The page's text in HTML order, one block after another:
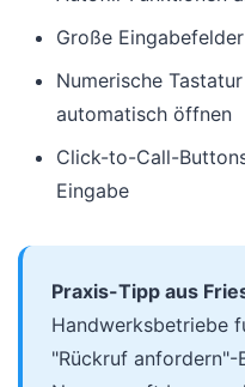
Große
Numerische
automatisch öffnen
Click-to-Call-
Eingabe
Praxis-Tipp aus
Handwerksbetriebe
"Rückruf